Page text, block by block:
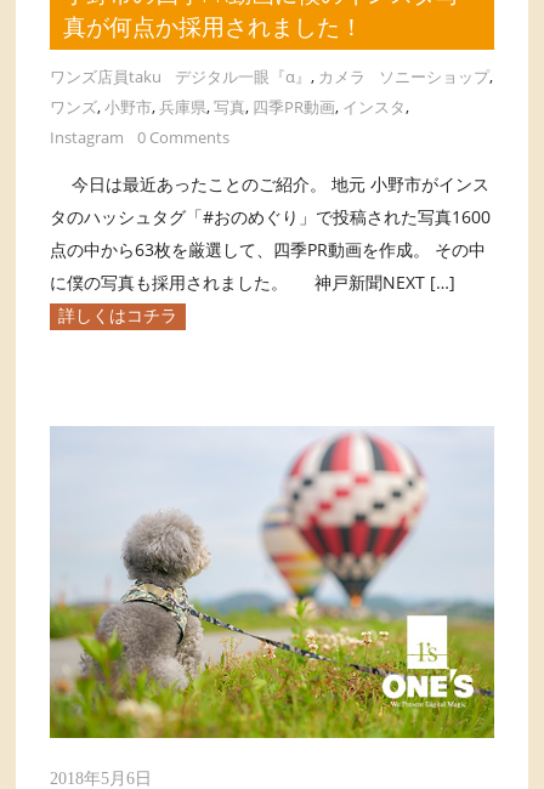
真が何点か採用されました！
ワンズ店員taku デジタル一眼『α』, カメラ ソニーショップ,
ワンズ,小野市,兵庫県,写真, 四季PR動画, インスタ,
Instagram
0 Comments
今日は最近あったことのご紹介。 地元 小野市がインス
タのハッシュタグ「#おのめぐり」で投稿された写真1600
点の中から63枚を厳選して、四季PR動画を作成。 その中
に僕の写真も採用されました。 神戸新聞NEXT […]
詳しくはコチラ
2018年5月6日